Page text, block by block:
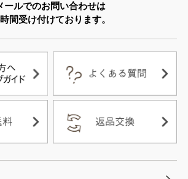
ールでのお問い合わせは
間受け付けております。